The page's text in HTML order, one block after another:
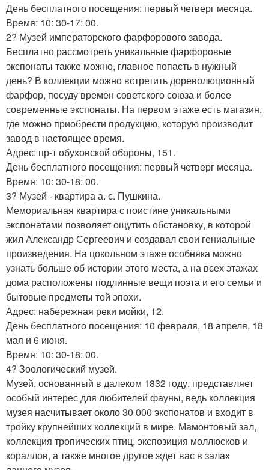
День бесплатного посещения: первый четверг месяца.
Время: 10: 30-17: 00.
2? Музей императорского фарфорового завода.
Бесплатно рассмотреть уникальные фарфоровые
экспонаты также можно, главное попасть в нужный
день? В коллекции можно встретить дореволюционный
фарфор, посуду времен советского союза и более
современные экспонаты. На первом этаже есть магазин,
где можно приобрести продукцию, которую производит
завод в настоящее время.
Адрес: пр-т обуховской обороны, 151.
День бесплатного посещения: первый четверг месяца.
Время: 10: 30-18: 00.
3? Музей - квартира а. с. Пушкина.
Мемориальная квартира с поистине уникальными
экспонатами позволяет ощутить обстановку, в которой
жил Александр Сергеевич и создавал свои гениальные
произведения. На цокольном этаже особняка можно
узнать больше об истории этого места, а на всех этажах
дома расположены подлинные вещи поэта и его семьи и
бытовые предметы той эпохи.
Адрес: набережная реки мойки, 12.
День бесплатного посещения: 10 февраля, 18 апреля, 18
мая и 6 июня.
Время: 10: 30-18: 00.
4? Зоологический музей.
Музей, основанный в далеком 1832 году, представляет
особый интерес для любителей фауны, ведь коллекция
музея насчитывает около 30 000 экспонатов и входит в
тройку крупнейших коллекций в мире. Мамонтовый зал,
коллекция тропических птиц, экспозиция моллюсков и
кораллов, а также многое другое ждет вас в залах